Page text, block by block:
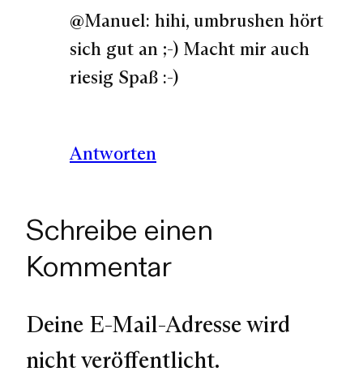
@Manuel: hihi, umbrushen hört
sich gut an ;-) Macht mir auch
riesig Spaß :-)
Antworten
Schreibe einen
Kommentar
Deine E-Mail-Adresse wird
nicht veröffentlicht.